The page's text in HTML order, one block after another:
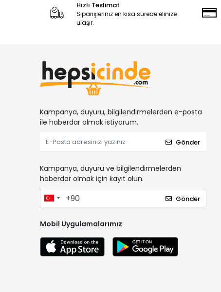
Hızlı Teslimat
Siparişleriniz en kısa sürede elinize
ulaşır.
Kampanya, duyuru, bilgilendirmelerden e-posta
ile haberdar olmak istiyorum.
Gönder
Kampanya, duyuru ve bilgilendirmelerden
haberdar olmak için kayıt olun.
Gönder
Mobil Uygulamalarımız